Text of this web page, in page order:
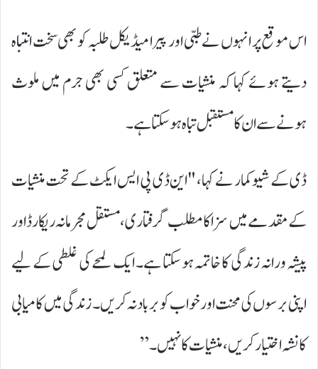
اس موقع پر انہوں نے طبی اور پیرا میڈیکل طلبہ کو بھی سخت انتباہ
دیتے ہوئے کہا کہ منشیات سے متعلق کسی بھی جرم میں ملوث
ہونے سے ان کا مستقبل تباہ ہو سکتا ہے۔
ڈی کے شیوکمار نے کہا، "این ڈی پی ایس ایکٹ کے تحت منشیات
کے مقدمے میں سزا کا مطلب گرفتاری، مستقل مجرمانہ ریکارڈ اور
پیشہ ورانہ زندگی کا خاتمہ ہو سکتا ہے۔ ایک لمحے کی غلطی کے لیے
اپنی برسوں کی محنت اور خواب کو برباد نہ کریں۔ زندگی میں کامیابی
کا نشہ اختیار کریں، منشیات کا نہیں۔”